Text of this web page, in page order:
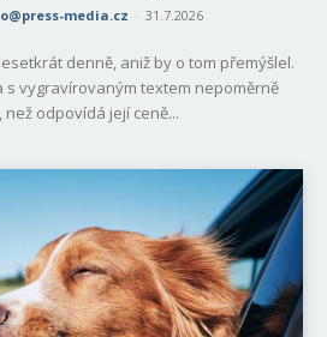
media.cz - 31.7.2026
denně, aniž by o tom přemýšlel.
s vygravírovaným textem nepoměrně
než odpovídá její ceně...